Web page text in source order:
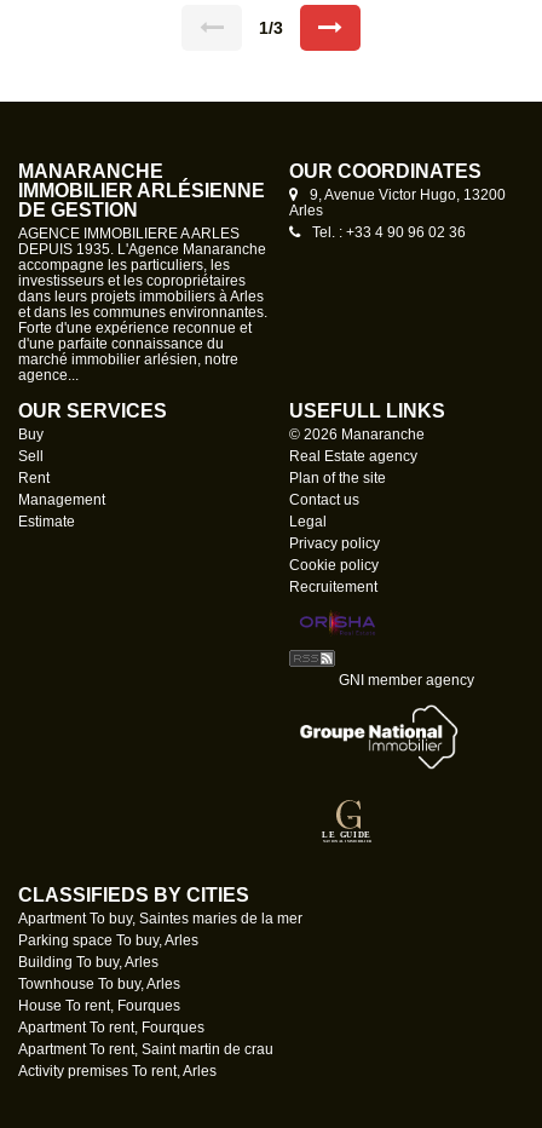
1/3
MANARANCHE
IMMOBILIER ARLÉSIENNE
DE GESTION
AGENCE IMMOBILIERE A ARLES
DEPUIS 1935. L'Agence Manaranche
accompagne les particuliers, les
investisseurs et les copropriétaires
dans leurs projets immobiliers à Arles
et dans les communes environnantes.
Forte d'une expérience reconnue et
d'une parfaite connaissance du
marché immobilier arlésien, notre
agence...
OUR COORDINATES
9, Avenue Victor Hugo, 13200
Arles
Tel. : +33 4 90 96 02 36
OUR SERVICES
Buy
Sell
Rent
Management
Estimate
USEFULL LINKS
© 2026 Manaranche
Real Estate agency
Plan of the site
Contact us
Legal
Privacy policy
Cookie policy
Recruitement
GNI member agency
CLASSIFIEDS BY CITIES
Apartment To buy, Saintes maries de la mer
Parking space To buy, Arles
Building To buy, Arles
Townhouse To buy, Arles
House To rent, Fourques
Apartment To rent, Fourques
Apartment To rent, Saint martin de crau
Activity premises To rent, Arles